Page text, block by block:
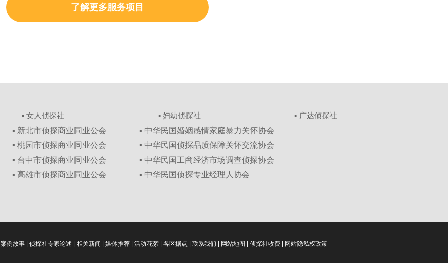
了解更多服务项目
▪ 女人侦探社 ▪ 妇幼侦探社 ▪ 广达侦探社
▪ 新北市侦探商业同业公会
▪ 桃园市侦探商业同业公会
▪ 台中市侦探商业同业公会
▪ 高雄市侦探商业同业公会
▪ 中华民国婚姻感情家庭暴力关怀协会
▪ 中华民国侦探品质保障关怀交流协会
▪ 中华民国工商经济市场调查侦探协会
▪ 中华民国侦探专业经理人协会
案例故事 侦探社专家论述 相关新闻 媒体推荐 活动花絮 各区据点 联系我们 网站地图 侦探社收费 网站隐私权政策